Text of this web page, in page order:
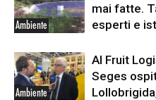
Ambiente
mai fatte.
esperti e
Ambiente
Al Fruit
Seges